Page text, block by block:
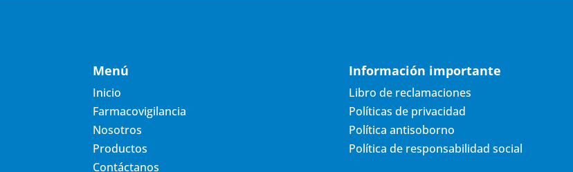
Menú
Inicio
Farmacovigilancia
Nosotros
Productos
Contáctanos
Información importante
Libro de reclamaciones
Políticas de privacidad
Política antisoborno
Política de responsabilidad social